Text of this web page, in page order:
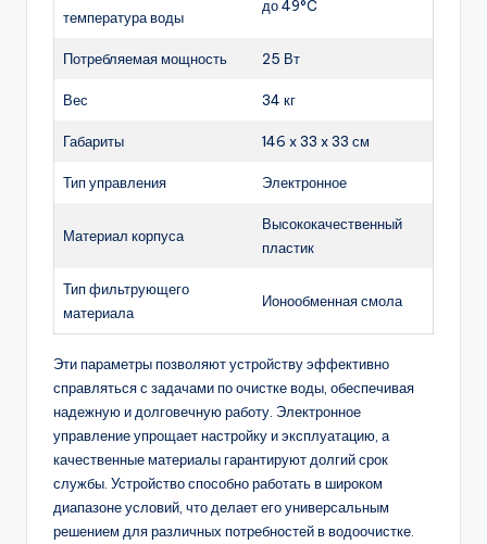
температура воды
до 49°C
Потребляемая мощность 25 Вт
Вес 34 кг
Габариты 146 x 33 x 33 см
Тип управления Электронное
Материал корпуса
Высококачественный
пластик
Тип фильтрующего
материала
Ионообменная смола
Эти параметры позволяют устройству эффективно
справляться с задачами по очистке воды, обеспечивая
надежную и долговечную работу. Электронное
управление упрощает настройку и эксплуатацию, а
качественные материалы гарантируют долгий срок
службы. Устройство способно работать в широком
диапазоне условий, что делает его универсальным
решением для различных потребностей в водоочистке.